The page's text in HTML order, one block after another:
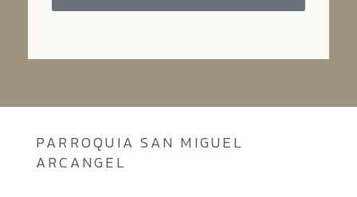
PARROQUIA SAN MIGUEL
ARCANGEL